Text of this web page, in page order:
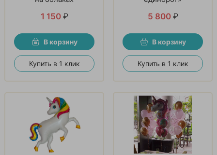
1 150 ₽
В корзину
Купить в 1 клик
5 800 ₽
В корзину
Купить в 1 клик